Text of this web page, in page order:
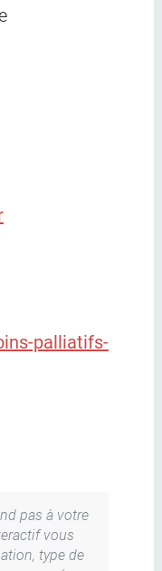
palliatifs-
pas à votre
vous
type de